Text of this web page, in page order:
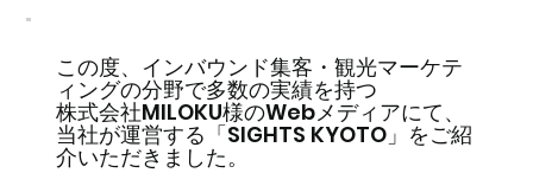
この度、インバウンド集客・観光マーケテ
ィングの分野で多数の実績を持つ
株式会社MILOKU様のWebメディアにて、
当社が運営する「SIGHTS KYOTO」をご紹
介いただきました。